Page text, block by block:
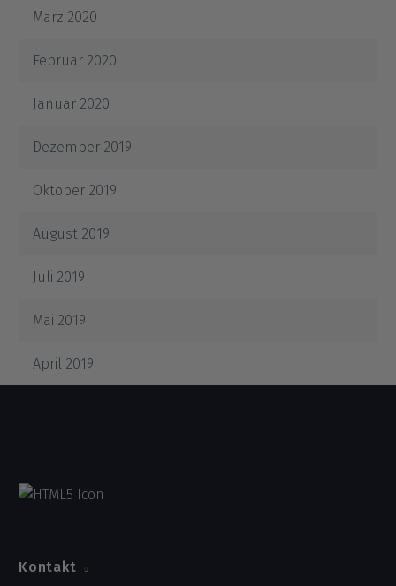
März 2020
Februar 2020
Januar 2020
Dezember 2019
Oktober 2019
August 2019
Juli 2019
Mai 2019
April 2019
Kontakt